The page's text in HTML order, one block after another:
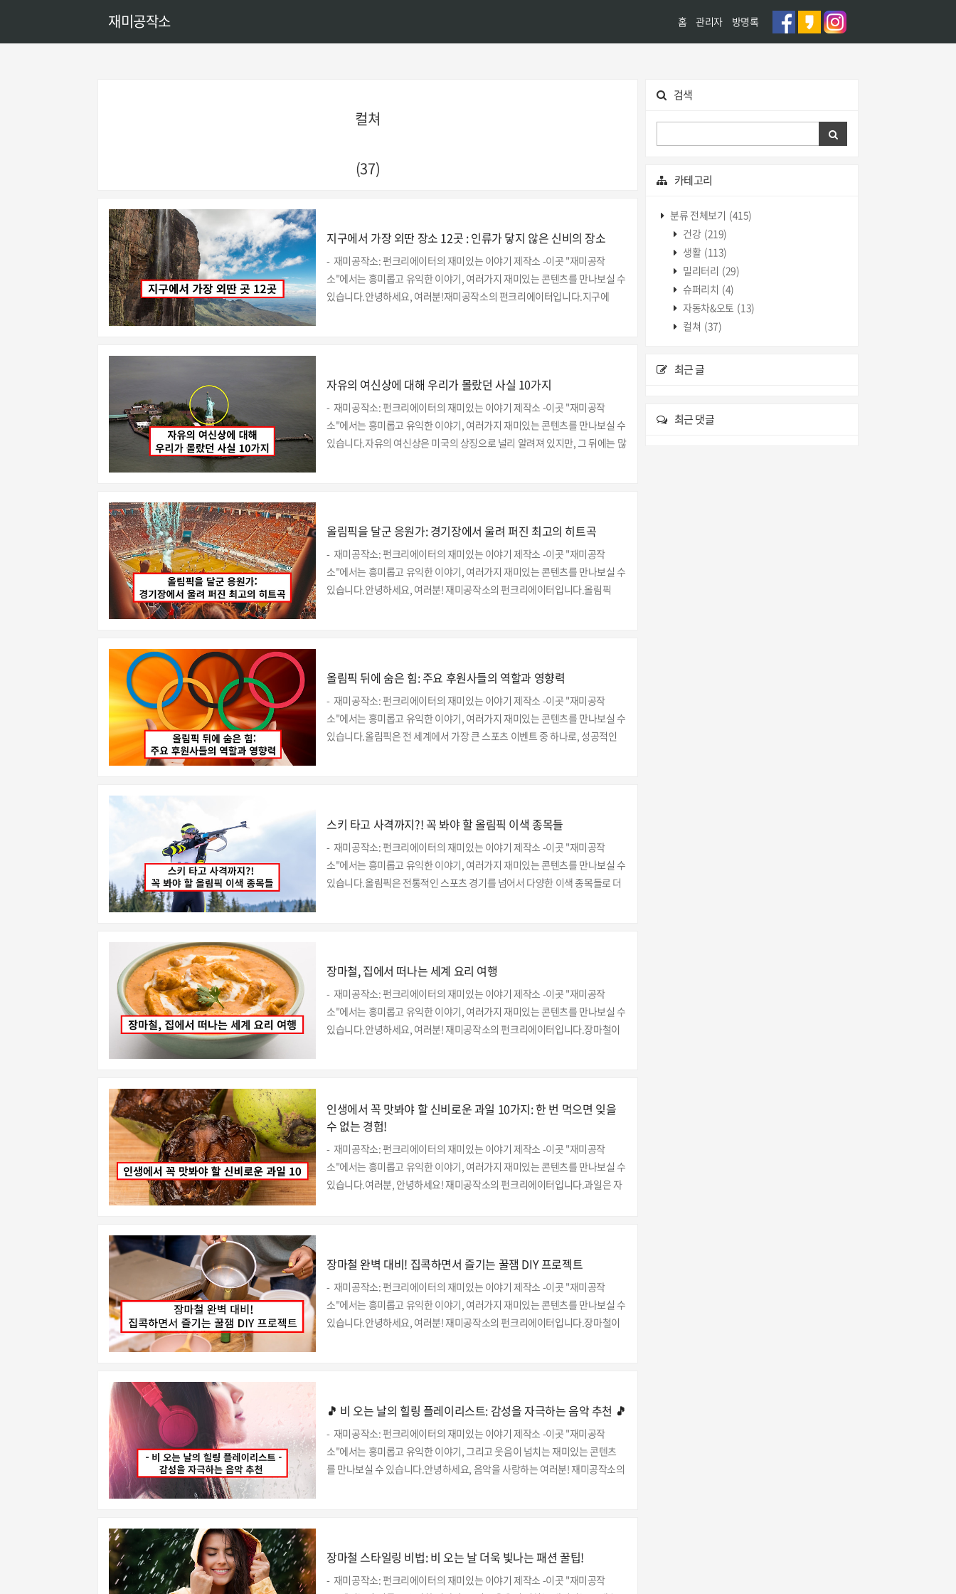
재미공작소 홈 관리자 방명록
컬쳐
(37)
지구에서 가장 외딴 장소 12곳 : 인류가 닿지 않은 신비의 장소
- 재미공작소: 펀크리에이터의 재미있는 이야기 제작소 -이곳 "재미공작
소"에서는 흥미롭고 유익한 이야기, 여러가지 재미있는 콘텐츠를 만나보실 수
있습니다.안녕하세요, 여러분!재미공작소의 펀크리에이터입니다.지구에
명의 주민이 거주하며, 남아프리카공화국에서 배로 7일 동안 항해해야 도달
할 수 있습니다. 이 섬은 화산 활동으로 형성된 독특한 지형을 가지고 있습니
다.2. 피트케언 제도태평양 한가운데 위치한 이 군도는 ..
자유의 여신상에 대해 우리가 몰랐던 사실 10가지
- 재미공작소: 펀크리에이터의 재미있는 이야기 제작소 -이곳 "재미공작
소"에서는 흥미롭고 유익한 이야기, 여러가지 재미있는 콘텐츠를 만나보실 수
있습니다.자유의 여신상은 미국의 상징으로 널리 알려져 있지만, 그 뒤에는 많
에서 민주주의와 자유의 정신을 강조하고자 하는 정치적 의도도 담겨 있었습
니다.2. 원래 색깔은 황금색자유의 여신상이 처음 세워졌을 때는 현재의 녹색
이 아닌, 구리로 만들어진 황금빛을 띠고 있..
올림픽을 달군 응원가: 경기장에서 울려 퍼진 최고의 히트곡
- 재미공작소: 펀크리에이터의 재미있는 이야기 제작소 -이곳 "재미공작
소"에서는 흥미롭고 유익한 이야기, 여러가지 재미있는 콘텐츠를 만나보실 수
있습니다.안녕하세요, 여러분! 재미공작소의 펀크리에이터입니다.올림픽
1. 퀸 (Queen) - "We Will Rock You""바로 이 노래!" 라고 할 수 있는 곡, 퀸의
"We Will Rock You"는 올림픽 경기장에서 자주 들리는 응원가 중 하나입니
다. 관객들..
올림픽 뒤에 숨은 힘: 주요 후원사들의 역할과 영향력
- 재미공작소: 펀크리에이터의 재미있는 이야기 제작소 -이곳 "재미공작
소"에서는 흥미롭고 유익한 이야기, 여러가지 재미있는 콘텐츠를 만나보실 수
있습니다.올림픽은 전 세계에서 가장 큰 스포츠 이벤트 중 하나로, 성공적인
이후 꾸준히 올림픽을 후원해온 가장 오래된 후원사 중 하나입니다. 코카콜라
는 올림픽 개최국에서 다양한 마케팅 캠페인을 펼치며, 전 세계적으로 브랜드
인지도를 높였습니다. 또한, 코카콜라는..
스키 타고 사격까지?! 꼭 봐야 할 올림픽 이색 종목들
- 재미공작소: 펀크리에이터의 재미있는 이야기 제작소 -이곳 "재미공작
소"에서는 흥미롭고 유익한 이야기, 여러가지 재미있는 콘텐츠를 만나보실 수
있습니다.올림픽은 전통적인 스포츠 경기를 넘어서 다양한 이색 종목들로 더
케이트보드는 젊은 세대의 큰 관심을 받았습니다. 스케이트보드는 스트리트
와 파크 두 가지 형태로 경기가 진행되며, 선수들은 다양한 기술과 창의적
인 트릭을 선보입니다. 스케이트보드는 속도와 균형, 그리..
장마철, 집에서 떠나는 세계 요리 여행
- 재미공작소: 펀크리에이터의 재미있는 이야기 제작소 -이곳 "재미공작
소"에서는 흥미롭고 유익한 이야기, 여러가지 재미있는 콘텐츠를 만나보실 수
있습니다.안녕하세요, 여러분! 재미공작소의 펀크리에이터입니다.장마철이
를 경험해보세요. 그럼, 출발해볼까요? 1. 이탈리아: 클래식 마르게리타 피자
🍕 이탈리아의 대표적인 요리인 마르게리타 피자를 만들어볼까요? 간단한 재
료로도 집에서 충분히 맛있게 만들 수 있답니다.재료:- 피자 도우- 토마토 소
스- 신선한 모짜렐라 치즈- 바질 잎- 올..
인생에서 꼭 맛봐야 할 신비로운 과일 10가지: 한 번 먹으면 잊을
수 없는 경험!
- 재미공작소: 펀크리에이터의 재미있는 이야기 제작소 -이곳 "재미공작
소"에서는 흥미롭고 유익한 이야기, 여러가지 재미있는 콘텐츠를 만나보실 수
있습니다.여러분, 안녕하세요! 재미공작소의 펀크리에이터입니다.과일은 자
들이 많이 있습니다. 오늘은 죽기 전에 꼭 한 번쯤은 먹어봐야 할 과일들을 소
개해드릴게요.1. 두리안 (Durian)아시아의 왕이라 불리는 두리안은 그 독특
한 냄새로 악명 높지만, 한 번 맛보면 중독될 수밖에 없습니다. 크림 같은 질감
과 독특한 단맛은 두리안을 특별하게 만듭..
장마철 완벽 대비! 집콕하면서 즐기는 꿀잼 DIY 프로젝트
- 재미공작소: 펀크리에이터의 재미있는 이야기 제작소 -이곳 "재미공작
소"에서는 흥미롭고 유익한 이야기, 여러가지 재미있는 콘텐츠를 만나보실 수
있습니다.안녕하세요, 여러분! 재미공작소의 펀크리에이터입니다.장마철이
한 불빛이 있는 캔들만큼 분위기 있는 아이템이 없죠.- 재료: 소이 왁스, 심지,
에센셜 오일, 색소, 캔들 용기- 방법: 소이 왁스를 녹이고, 에센셜 오일과 색소
를 섞어 주세요. 용기..
🎵 비 오는 날의 힐링 플레이리스트: 감성을 자극하는 음악 추천 🎵
- 재미공작소: 펀크리에이터의 재미있는 이야기 제작소 -이곳 "재미공작
소"에서는 흥미롭고 유익한 이야기, 그리고 웃음이 넘치는 재미있는 콘텐츠
를 만나보실 수 있습니다.안녕하세요, 음악을 사랑하는 여러분! 재미공작소의
s - Don't Know Why노라 존스의 부드러운 목소리와 재즈 피아노 선율이 어우
러져 비 오는 날의 분위기를 한층 더 로맨틱하게 만들어줍니다.2. Billie Eilis
장마철 스타일링 비법: 비 오는 날 더욱 빛나는 패션 꿀팁!
- 재미공작소: 펀크리에이터의 재미있는 이야기 제작소 -이곳 "재미공작
검색
카테고리
분류 전체보기 (415)
건강 (219)
생활 (113)
밀리터리 (29)
슈퍼리치 (4)
자동차&오토 (13)
컬쳐 (37)
최근 글
최근 댓글